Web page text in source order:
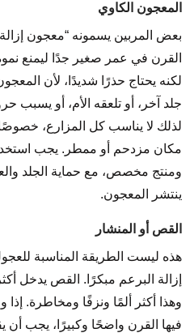
المعجون الكاوي
بعض المربين يسمونه “معجون
القرن في عمر صغير جدًا ليمنع
لكنه يحتاج حذرًا شديدًا، لأن
جلد آخر، أو تلعقه الأم، أو يسبب
لذلك لا يناسب كل المزارع،
مكان مزدحم أو ممطر. يجب
ومنتج مخصص، مع حماية الجلد
ينتشر المعجون.
القص أو المنشار
هذه ليست الطريقة المناسبة
إزالة البرعم مبكرًا. القص يدخل
وهذا أكثر ألمًا ونزفًا ومخاطرة.
فيها القرن واضحًا وكبيرًا، يجب أن